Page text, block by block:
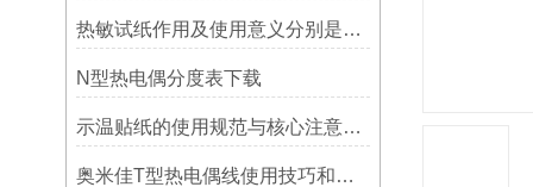
热敏试纸作用及使用意义分别是什么？
N型热电偶分度表下载
示温贴纸的使用规范与核心注意事项解读
奥米佳T型热电偶线使用技巧和选择方法